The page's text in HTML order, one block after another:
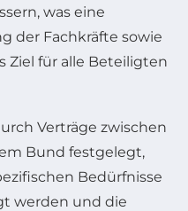
was eine
der Fachkräfte sowie
Ziel für alle Beteiligten
Verträge zwischen
Bund festgelegt,
Bedürfnisse
werden und die